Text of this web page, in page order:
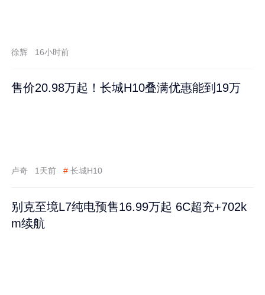
徐辉 16小时前
售价20.98万起！长城H10叠满优惠能到19万
卢奇 1天前 # 长城H10
别克至境L7纯电预售16.99万起 6C超充+702k
m续航